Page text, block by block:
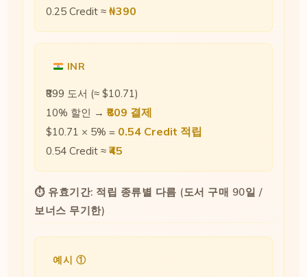
0.25 Credit ≈₦390
INR
₹899 도서 (≈ $10.71)
10% 할인 →₹809 결제
$10.71 × 5% = 0.54 Credit 적립
0.54 Credit ≈₹45
⏱ 유효기간: 적립 종류별 다름 (도서 구매 90일 /
보너스 무기한)
예시 ①